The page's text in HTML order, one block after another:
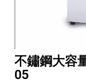
不鏽鋼大容
05